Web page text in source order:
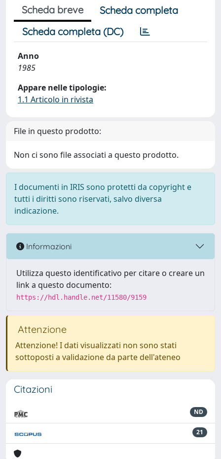
Scheda breve
Scheda completa
Scheda completa (DC)
Anno
1985
Appare nelle tipologie:
1.1 Articolo in rivista
File in questo prodotto:
Non ci sono file associati a questo prodotto.
I documenti in IRIS sono protetti da copyright e
tutti i diritti sono riservati, salvo diversa
indicazione.
Informazioni
Utilizza questo identificativo per citare o creare un
link a questo documento:
https://hdl.handle.net/11580/9159
Attenzione
Attenzione! I dati visualizzati non sono stati
sottoposti a validazione da parte dell'ateneo
Citazioni
ND
21